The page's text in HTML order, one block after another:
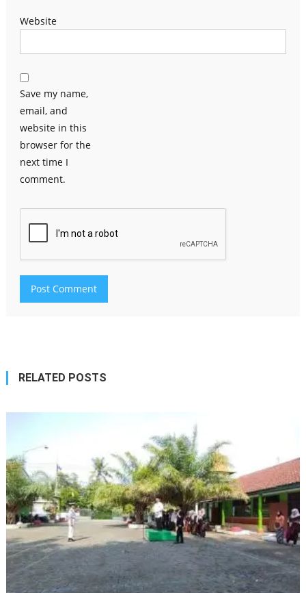
Website
Save my name,
email, and
website in this
browser for the
next time I
comment.
RELATED POSTS